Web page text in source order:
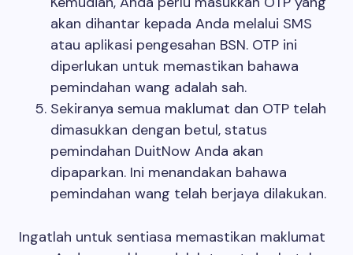
akan dihantar kepada Anda melalui SMS
atau aplikasi pengesahan BSN. OTP ini
diperlukan untuk memastikan bahawa
pemindahan wang adalah sah.
Sekiranya semua maklumat dan OTP telah
dimasukkan dengan betul, status
pemindahan DuitNow Anda akan
dipaparkan. Ini menandakan bahawa
pemindahan wang telah berjaya dilakukan.
Ingatlah untuk sentiasa memastikan maklumat